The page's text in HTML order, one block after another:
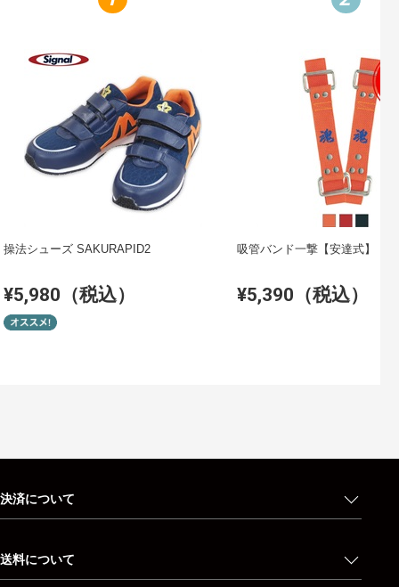
操法シューズ SAKURAPID2
¥5,980（税込）
吸管バンド一撃【安達式】
¥5,390（税込）
決済について
送料について